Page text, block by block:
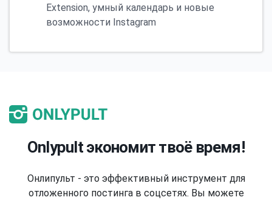
Extension, умный календарь и новые
возможности Instagram
Onlypult экономит твоё время!
Онлипульт - это эффективный инструмент для
отложенного постинга в соцсетях. Вы можете